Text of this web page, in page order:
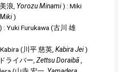
浪, Yorozu Minami) :Miki
)
) :Yuki Furukawa(古川 雄
(川平 慈英,Kabira Jei)
ライバー,Zettsu Doraibā,